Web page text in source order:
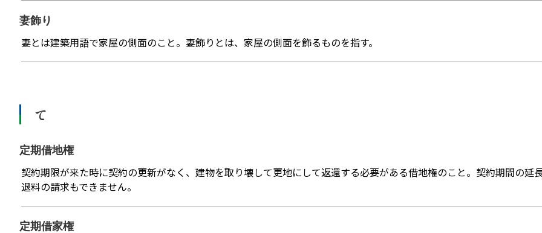
妻飾り
妻とは建築用語で家屋の側面のこと。妻飾りとは、家屋の側面を飾るものを指す。
て
定期借地権
契約期限が来た時に契約の更新がなく、建物を取り壊して更地にして返還する必要がある借地権のこと。契約期間の延
退料の請求もできません。
定期借家権